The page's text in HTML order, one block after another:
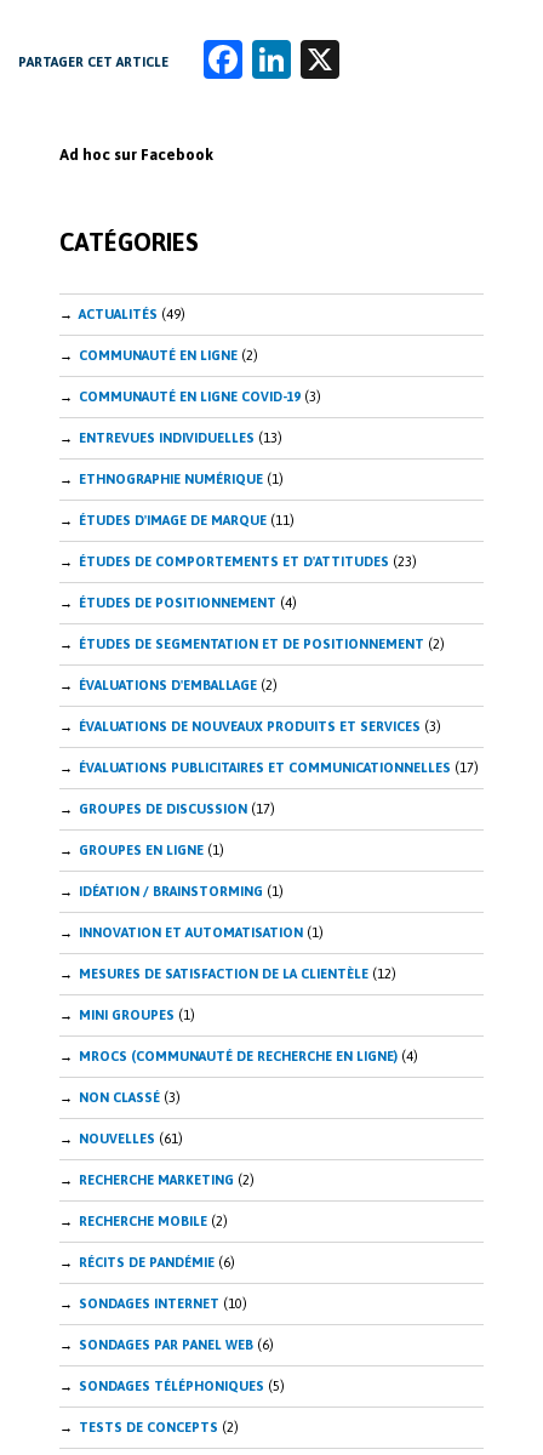
PARTAGER CET ARTICLE
Fa Li
Ad hoc sur Facebook
CATÉGORIES
ACTUALITÉS (49)
COMMUNAUTÉ EN LIGNE (2)
COMMUNAUTÉ EN LIGNE COVID-19 (3)
ENTREVUES INDIVIDUELLES (13)
ETHNOGRAPHIE NUMÉRIQUE (1)
ÉTUDES D'IMAGE DE MARQUE (11)
ÉTUDES DE COMPORTEMENTS ET D'ATTITUDES (23)
ÉTUDES DE POSITIONNEMENT (4)
ÉTUDES DE SEGMENTATION ET DE POSITIONNEMENT (2)
ÉVALUATIONS D'EMBALLAGE (2)
ÉVALUATIONS DE NOUVEAUX PRODUITS ET SERVICES (3)
ÉVALUATIONS PUBLICITAIRES ET COMMUNICATIONNELLES (17)
GROUPES DE DISCUSSION (17)
GROUPES EN LIGNE (1)
IDÉATION / BRAINSTORMING (1)
INNOVATION ET AUTOMATISATION (1)
MESURES DE SATISFACTION DE LA CLIENTÈLE (12)
MINI GROUPES (1)
MROCS (COMMUNAUTÉ DE RECHERCHE EN LIGNE) (4)
NON CLASSÉ (3)
NOUVELLES (61)
RECHERCHE MARKETING (2)
RECHERCHE MOBILE (2)
RÉCITS DE PANDÉMIE (6)
SONDAGES INTERNET (10)
SONDAGES PAR PANEL WEB (6)
SONDAGES TÉLÉPHONIQUES (5)
TESTS DE CONCEPTS (2)